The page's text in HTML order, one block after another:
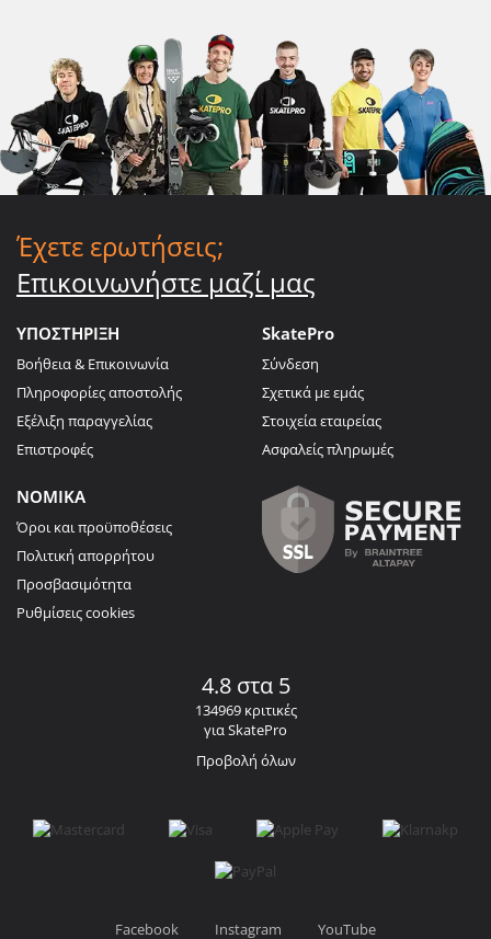
Έχετε ερωτήσεις;
Επικοινωνήστε μαζί μας
ΥΠΟΣΤΗΡΙΞΗ
Βοήθεια & Επικοινωνία
Πληροφορίες αποστολής
Εξέλιξη παραγγελίας
Επιστροφές
SkatePro
Σύνδεση
Σχετικά με εμάς
Στοιχεία εταιρείας
Ασφαλείς πληρωμές
ΝΟΜΙΚΑ
Όροι και προϋποθέσεις
Πολιτική απορρήτου
Προσβασιμότητα
Ρυθμίσεις cookies
4.8 στα 5
134969 κριτικές
για SkatePro
Προβολή όλων
Facebook Instagram YouTube